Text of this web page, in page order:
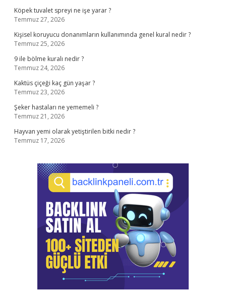
Köpek tuvalet spreyi ne işe yarar ?
Temmuz 27, 2026
Kişisel koruyucu donanımların kullanımında genel kural nedir ?
Temmuz 25, 2026
9 ile bölme kuralı nedir ?
Temmuz 24, 2026
Kaktüs çiçeği kaç gün yaşar ?
Temmuz 23, 2026
Şeker hastaları ne yememeli ?
Temmuz 21, 2026
Hayvan yemi olarak yetiştirilen bitki nedir ?
Temmuz 17, 2026